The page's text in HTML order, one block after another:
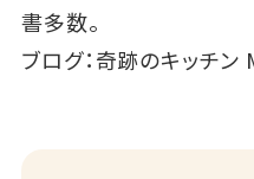
書多数。
ブログ：奇跡のキッチン